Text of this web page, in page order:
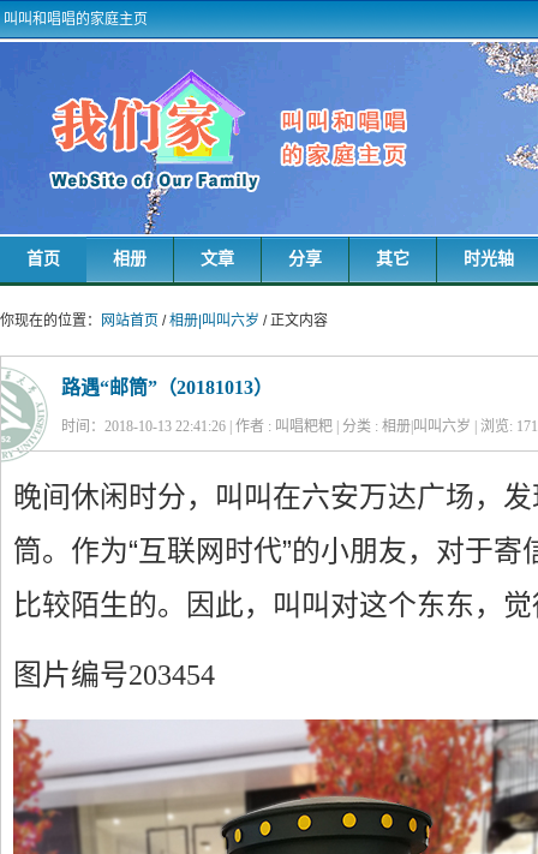
叫叫和唱唱的家庭主页
首页 相册 文章 分享 其它 时光轴
你现在的位置： 网站首页 /相册|叫叫六岁 / 正文内容
路遇“邮筒”（20181013）
时间：2018-10-13 22:41:26 | 作者 : 叫唱粑粑 | 分类 : 相册|叫叫六岁 | 浏览: 171
晚间休闲时分，叫叫在六安万达广场，发
筒。作为“互联网时代”的小朋友，对于
比较陌生的。因此，叫叫对这个东东，
图片编号203454